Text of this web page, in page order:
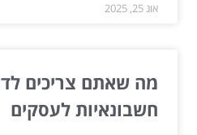
אוג 25, 2025
מה שאתם צריכים
חשבונאיות לעסקים